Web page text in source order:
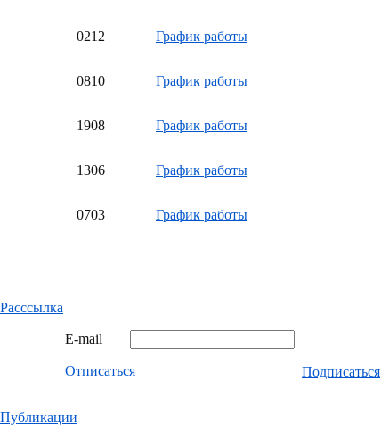
0212 График работы
0810 График работы
1908 График работы
1306 График работы
0703 График работы
Расссылка
E-mail
Отписаться Подписаться
Публикации